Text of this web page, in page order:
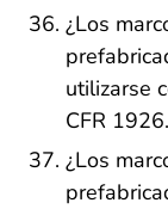
¿Los
utilizarse
CFR
¿Los